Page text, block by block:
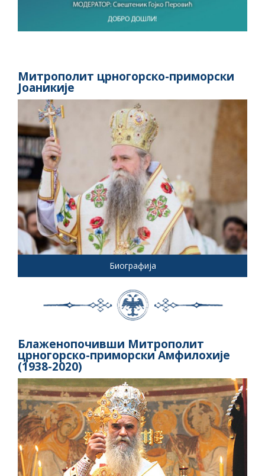
Митрополит црногорско-приморски
Јоаникије
Биографија
Блаженопочивши Митрополит
црногорско-приморски Амфилохије
(1938-2020)